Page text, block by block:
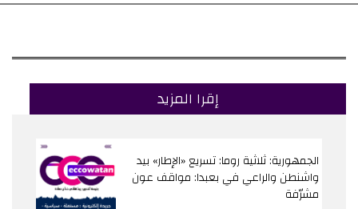
إقرا المزيد
الجمهورية: ثلاثية روما: تسريع «الإطار» بيد
واشنطن والراعي في بعبدا: مواقف عون
مشرّفة